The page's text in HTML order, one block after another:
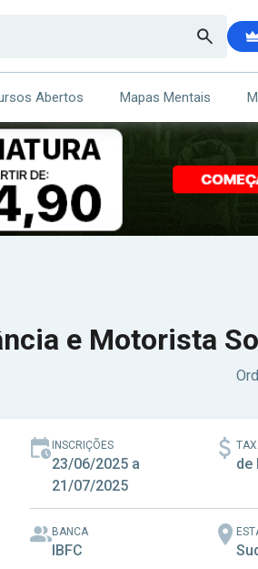
CARRINHO
ITENS (00)
Ops!
Seu
Abertos Mapas Mentais
e Motorista
INSCRIÇÕES
23/06/2025 a
21/07/2025
de
BANCA
IBFC